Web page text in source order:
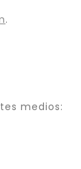
.
medios: